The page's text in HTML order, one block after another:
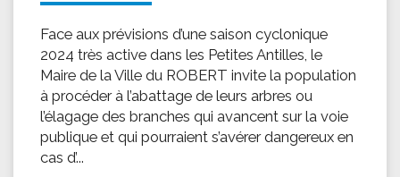
Face aux prévisions d’une saison cyclonique
2024 très active dans les Petites Antilles, le
Maire de la Ville du ROBERT invite la population
à procéder à l’abattage de leurs arbres ou
l’élagage des branches qui avancent sur la voie
publique et qui pourraient s’avérer dangereux en
cas d’...